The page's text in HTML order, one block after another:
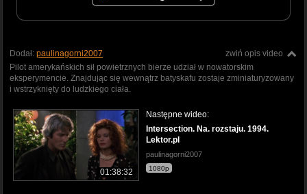
zwiń opis video
Dodał: paulinagorni2007
Pilot amerykańskich sił powietrznych bierze udział w nowatorskim
eksperymencie. Znajdując się wewnątrz batyskafu zostaje zminiaturyzowany
i wstrzyknięty do ludzkiego ciała.
01:38:32
Następne wideo:
Intersection. Na. rozstaju. 1994.
Lektor.pl
paulinagorni2007
1080p